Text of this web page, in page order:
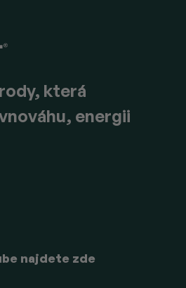
která
energii
najdete zde